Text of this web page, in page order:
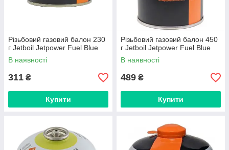
Різьбовий газовий балон 230
г Jetboil Jetpower Fuel Blue
В наявності
311 ₴
Купити
Різьбовий газовий балон 450
г Jetboil Jetpower Fuel Blue
В наявності
489 ₴
Купити